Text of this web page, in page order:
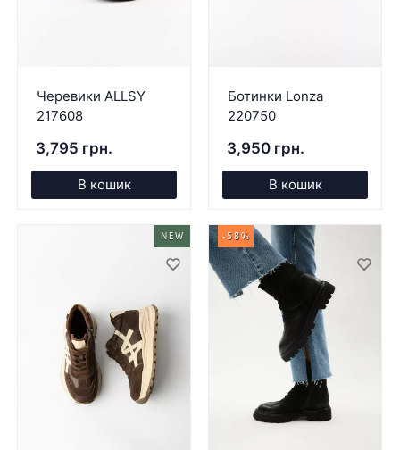
Черевики ALLSY
217608
3,795 грн.
В кошик
Ботинки Lonza
220750
3,950 грн.
В кошик
NEW -58%